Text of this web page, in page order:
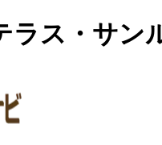
ラス・サン